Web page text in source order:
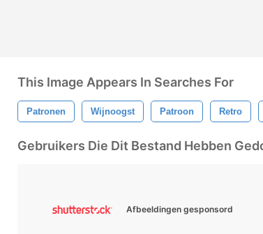
This Image Appears In Searches For
Patronen Wijnoogst Patroon Retro
Gebruikers Die Dit Bestand Hebben
Afbeeldingen gesponsord